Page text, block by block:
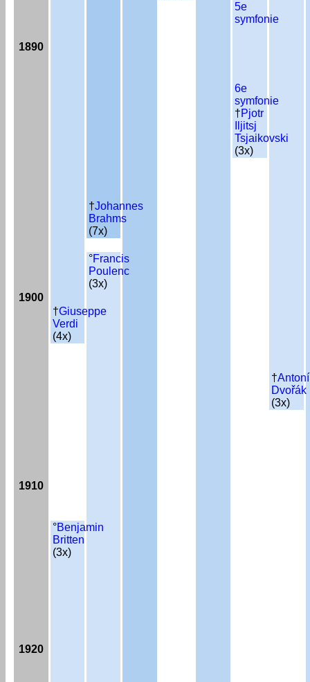
5e
symfonie
1890
6e
symfonie
†Pjotr
Iljitsj
Tsjaikovski
(3x)
†Johannes
Brahms
(7x)
°Francis
Poulenc
(3x)
1900
†Giuseppe
Verdi
(4x)
†
Dvořák
(3x)
1910
°Benjamin
Britten
(3x)
1920